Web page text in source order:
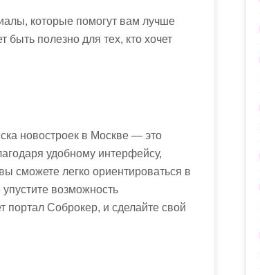
которые помогут вам лучше
полезно для тех, кто хочет
новостроек в Москве — это
удобному интерфейсу,
сможете легко ориентироваться в
возможность
портал Соброкер, и сделайте свой